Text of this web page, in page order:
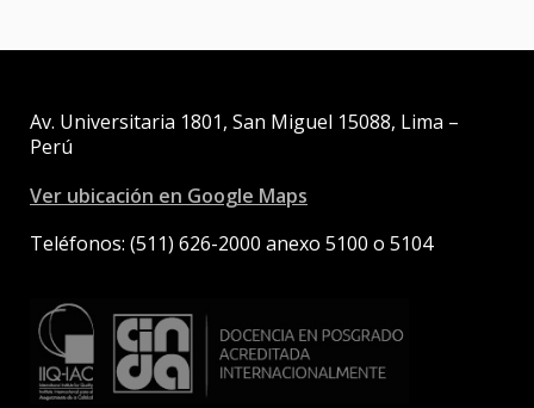
Av. Universitaria 1801, San Miguel 15088, Lima –
Perú
Ver ubicación en Google Maps
Teléfonos: (511) 626-2000 anexo 5100 o 5104